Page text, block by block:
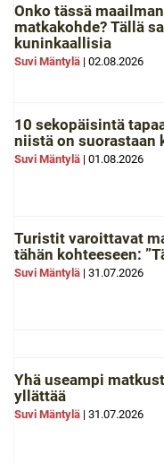
Onko tässä
matkakohde? Tällä
kuninkaallisia
Suvi Mäntylä | 02.08.2026
10 sekopäisintä
niistä on suorastaan
Suvi Mäntylä | 01.08.2026
Turistit varoittavat
tähän kohteeseen:
Suvi Mäntylä | 31.07.2026
Yhä useampi
yllättää
Suvi Mäntylä | 31.07.2026